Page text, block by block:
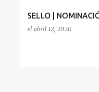
SELLO |
el abril 12, 2020